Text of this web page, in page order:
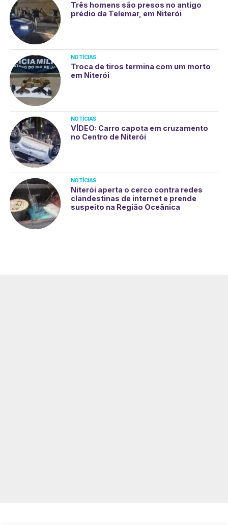
Três homens são presos no antigo
prédio da Telemar, em Niterói
NOTÍCIAS
Troca de tiros termina com um morto
em Niterói
NOTÍCIAS
VÍDEO: Carro capota em cruzamento
no Centro de Niterói
NOTÍCIAS
Niterói aperta o cerco contra redes
clandestinas de internet e prende
suspeito na Região Oceânica